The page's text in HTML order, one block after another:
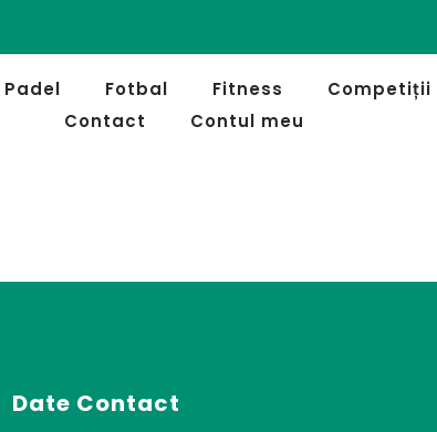
Padel Fotbal Fitness
Competiții
Contact
Contul meu
Date Contact